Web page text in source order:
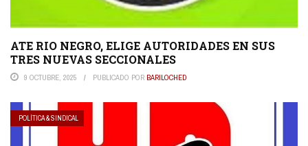
ATE RIO NEGRO, ELIGE AUTORIDADES EN SUS
TRES NUEVAS SECCIONALES
9 OCTUBRE, 2025 PUBLICADO POR BARILOCHED
POLÍTICA & SINDICAL